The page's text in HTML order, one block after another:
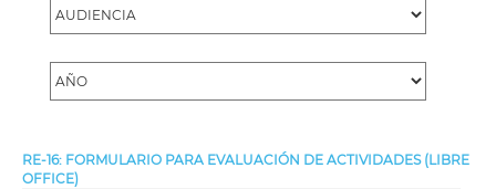
RE-16: FORMULARIO PARA EVALUACIÓN DE ACTIVIDADES (LIBRE
OFFICE)